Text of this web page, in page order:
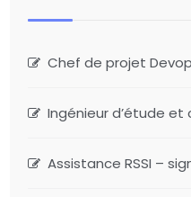
Chef de projet
Ingénieur d’étude
Assistance RSSI –